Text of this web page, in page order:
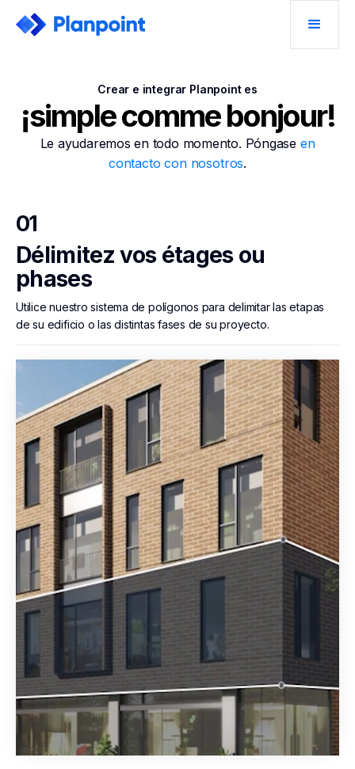
Crear e integrar Planpoint es
¡simple comme bonjour!
Le ayudaremos en todo momento. Póngase en
contacto con nosotros.
01
Délimitez vos étages ou
phases
Utilice nuestro sistema de polígonos para delimitar las etapas
de su edificio o las distintas fases de su proyecto.